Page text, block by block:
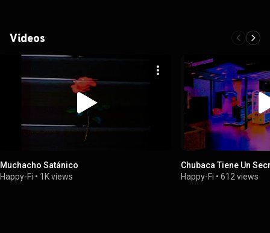
Videos
Muchacho Satánico
Happy-Fi • 1K views
Chubaca Tiene Un
Happy-Fi •612 views